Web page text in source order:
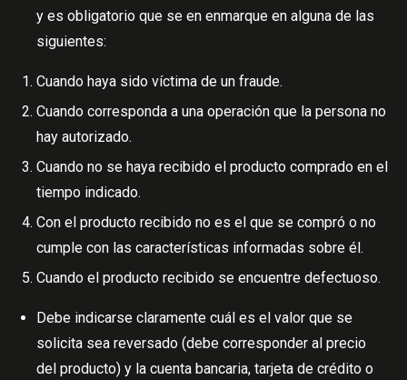
y es obligatorio que se en enmarque en alguna de las
siguientes:
Cuando haya sido víctima de un fraude.
Cuando corresponda a una operación que la persona no
hay autorizado.
Cuando no se haya recibido el producto comprado en el
tiempo indicado.
Con el producto recibido no es el que se compró o no
cumple con las características informadas sobre él.
Cuando el producto recibido se encuentre defectuoso.
Debe indicarse claramente cuál es el valor que se
solicita sea reversado (debe corresponder al precio
del producto) y la cuenta bancaria, tarjeta de crédito o